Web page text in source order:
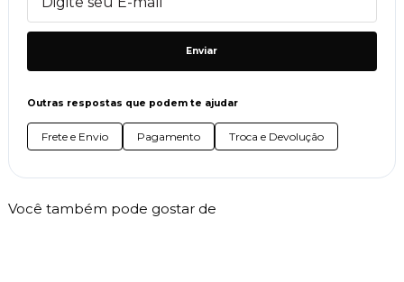
Enviar
Outras respostas que podem te ajudar
Frete e Envio Pagamento Troca e Devolução
Você também pode gostar de